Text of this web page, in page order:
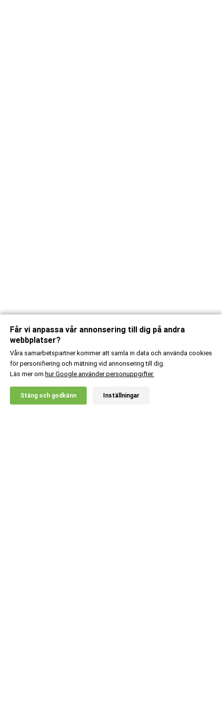
20% RABATT!
X
Får vi anpassa vår annonsering till dig på andra
webbplatser?
Våra samarbetspartner kommer att samla in data och använda cookies
för personifiering och mätning vid annonsering till dig.
Läs mer om hur Google använder personuppgifter.
Stäng och godkänn Inställningar